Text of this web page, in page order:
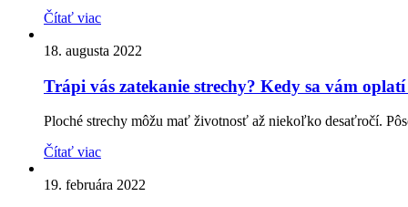
Čítať viac
18. augusta 2022
Trápi vás zatekanie strechy? Kedy sa vám
Ploché strechy môžu mať životnosť až niekoľko desaťročí.
Čítať viac
19. februára 2022